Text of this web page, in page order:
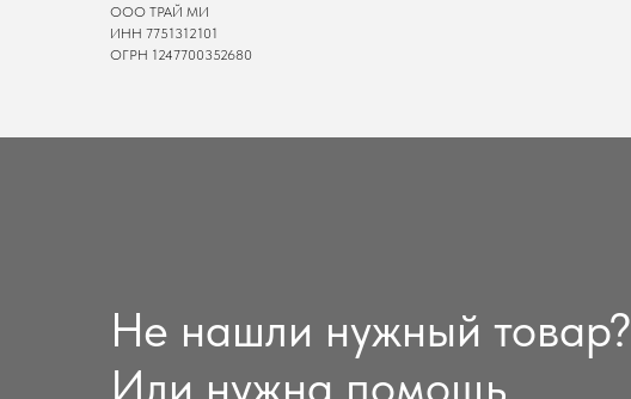
ООО ТРАЙ МИ
ИНН 7751312101
ОГРН 1247700352680
Не нашли нужный товар?